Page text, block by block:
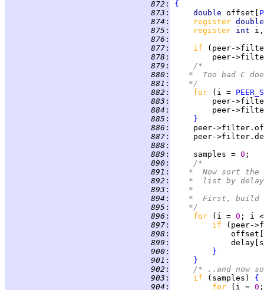
872 :
{
873 : double offset[
874 : register
875 : register int
876 :
877 : if
(peer-
878 :
879 :
/*
880 :
*  Too bad C
881 :
	 */
882 : for (i =
883 :
peer-
884 :
peer-
885 :
}
886 :
peer-
887 :
peer-
888 :
889 :
     samples =
0
890 :
/*
891 :
*  Now sort
892 :
*  list by
893 :
	 *
894 :
*  First,
895 :
	 */
896 : for (i = 0 ; i <
897 : if
(peer-
898 :
899 :
900 :
}
901 :
}
902 :
/* ..and now
903 : if (samples) {
904 : for (i = 0